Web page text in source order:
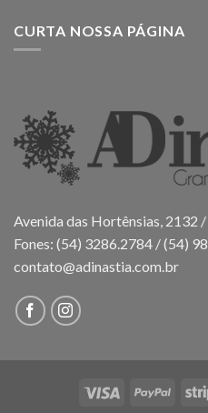
CURTA NOSSA PÁGINA
Avenida das Hortênsias, 2132
Fones: (54) 3286.2784 / (54)
contato@adinastia.com.br